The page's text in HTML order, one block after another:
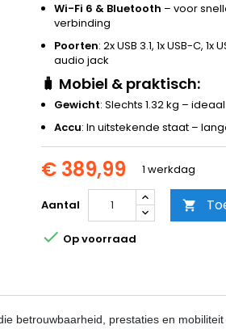
Wi-Fi 6 & Bluetooth – voor
verbinding
Poorten: 2x USB 3.1, 1x USB-C,
audio jack
🧳 Mobiel & praktisch:
Gewicht: Slechts 1.32 kg –
Accu: In uitstekende staat –
€ 389,99 1 werkdag
Aantal 
 Op voorraad
betrouwbaarheid, prestaties en